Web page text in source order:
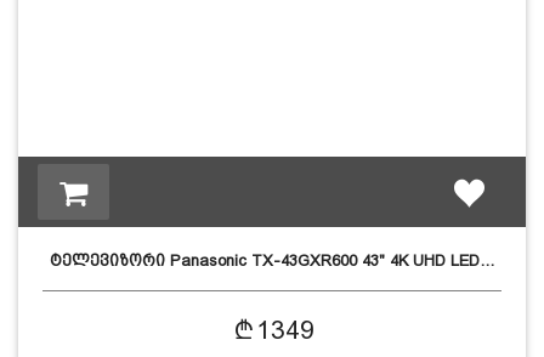
ტელევიზორი Panasonic TX-43GXR600 43" 4K UHD LED…
1349